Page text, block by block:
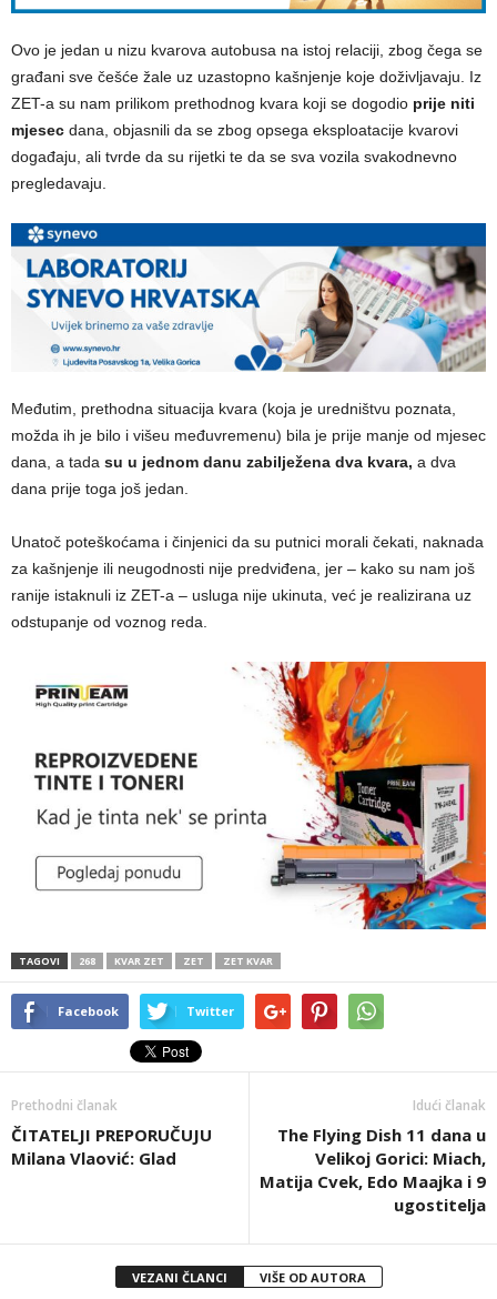
Ovo je jedan u nizu kvarova autobusa na istoj relaciji, zbog čega se
građani sve češće žale uz uzastopno kašnjenje koje doživljavaju. Iz
ZET-a su nam prilikom prethodnog kvara koji se dogodio prije niti
mjesec dana, objasnili da se zbog opsega eksploatacije kvarovi
događaju, ali tvrde da su rijetki te da se sva vozila svakodnevno
pregledavaju.
Međutim, prethodna situacija kvara (koja je uredništvu poznata,
možda ih je bilo i višeu međuvremenu) bila je prije manje od mjesec
dana, a tada su u jednom danu zabilježena dva kvara, a dva
dana prije toga još jedan.
Unatoč poteškoćama i činjenici da su putnici morali čekati, naknada
za kašnjenje ili neugodnosti nije predviđena, jer – kako su nam još
ranije istaknuli iz ZET-a – usluga nije ukinuta, već je realizirana uz
odstupanje od voznog reda.
TAGOVI 268 KVAR ZET ZET ZET KVAR
Facebook Twitter
Prethodni članak
ČITATELJI PREPORUČUJU
Milana Vlaović: Glad
Idući članak
The Flying Dish 11 dana u
Velikoj Gorici: Miach,
Matija Cvek, Edo Maajka i 9
ugostitelja
VEZANI ČLANCI VIŠE OD AUTORA